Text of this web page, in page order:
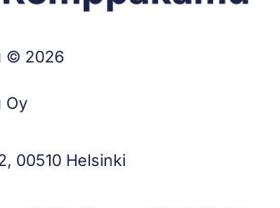
© 2026
Oy
00510 Helsinki